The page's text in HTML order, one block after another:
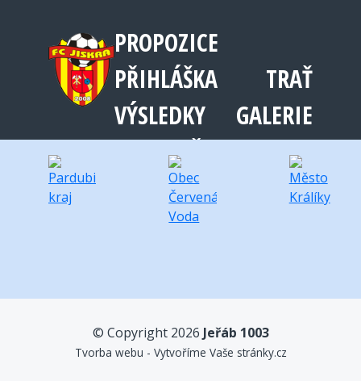
PROPOZICE
PŘIHLÁŠKA
TRAŤ
VÝSLEDKY
GALERIE
SPONZOŘI 2025
KONTAKT
PODPORUJÍ NÁS
© Copyright 2026 Jeřáb 1003
Tvorba webu - Vytvoříme Vaše stránky.cz